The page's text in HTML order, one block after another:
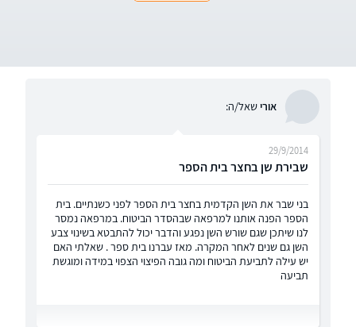
אורישאל/ה:
שבירת שן בחצר בית הספר
29/9/2014
בני שבר את השן הקדמית בחצר בית הספר לפני כשנתיים. בית
הספר הפנה אותנו למרפאה שבהסדר הביטוח. במרפאה נמסר
לנו שיתכן שגם שורש השן נפגע והדבר יכול להתבטא בשינוי צבע
השן גם שנים לאחר המקרה. מאז עברנו בית ספר . שאלתי האם
יש עילה לתביעת הביטוח ומה גובה הפיצוי הצפוי במידה ומוגשת
תביעה